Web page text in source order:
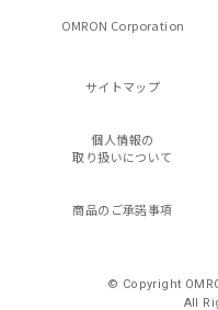
OMRON Corporation
サイトマップ
個人情報の
取り扱いについて
商品のご承諾事項
© Copyright
All